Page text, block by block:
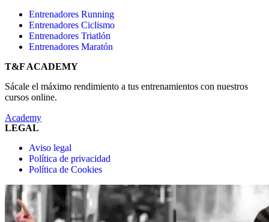
Entrenadores Running
Entrenadores Ciclismo
Entrenadores Triatlón
Entrenadores Maratón
T&F ACADEMY
Sácale el máximo rendimiento a tus entrenamientos con nuestros
cursos online.
Academy
LEGAL
Aviso legal
Política de privacidad
Política de Cookies